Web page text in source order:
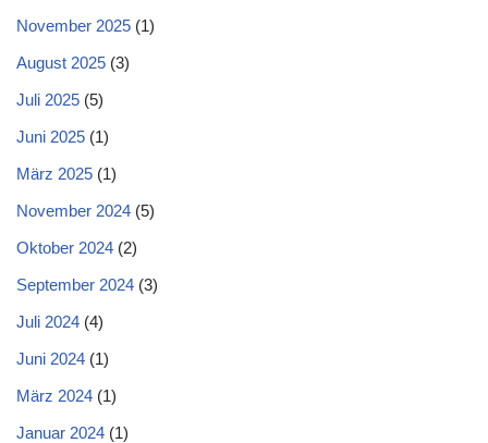
November 2025 (1)
August 2025 (3)
Juli 2025 (5)
Juni 2025 (1)
März 2025 (1)
November 2024 (5)
Oktober 2024 (2)
September 2024 (3)
Juli 2024 (4)
Juni 2024 (1)
März 2024 (1)
Januar 2024 (1)